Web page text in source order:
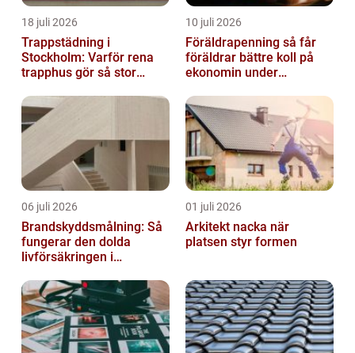
18 juli 2026
Trappstädning i
Stockholm: Varför rena
trapphus gör så stor
10 juli 2026
Föräldrapenning så får
föräldrar bättre koll på
ekonomin under
06 juli 2026
Brandskyddsmålning: Så
fungerar den dolda
livförsäkringen i
01 juli 2026
Arkitekt nacka när
platsen styr formen